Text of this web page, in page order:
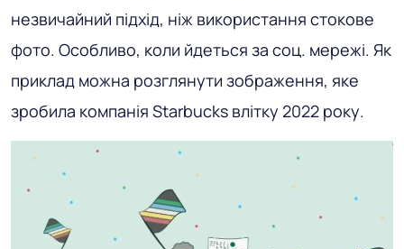
незвичайний підхід, ніж використання стокове
фото. Особливо, коли йдеться за соц. мережі. Як
приклад можна розглянути зображення, яке
зробила компанія Starbucks влітку 2022 року.